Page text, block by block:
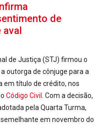
de
aval
de Justiça (STJ) firmou o
outorga de cônjuge para a
em título de crédito, nos
Código Civil
. Com a decisão,
pela Quarta Turma,
em novembro do